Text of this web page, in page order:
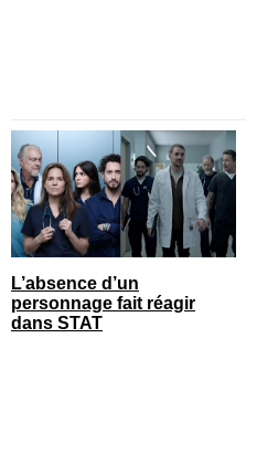
L’absence d’un
personnage fait réagir
dans STAT